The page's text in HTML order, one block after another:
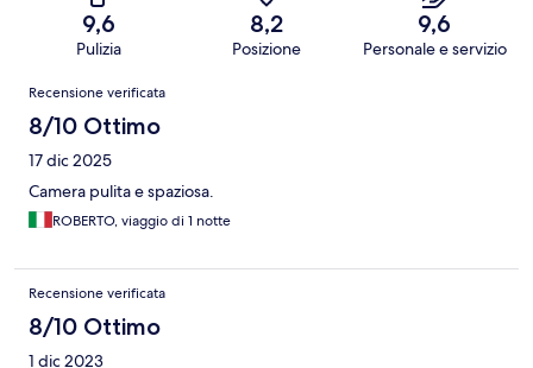
9,6
Pulizia
8,2
Posizione
9,6
Personale e servizio
Recensioni
Recensione verificata
8/10 Ottimo
17 dic 2025
Camera pulita e spaziosa.
ROBERTO, viaggio di 1 notte
Recensione verificata
8/10 Ottimo
1 dic 2023